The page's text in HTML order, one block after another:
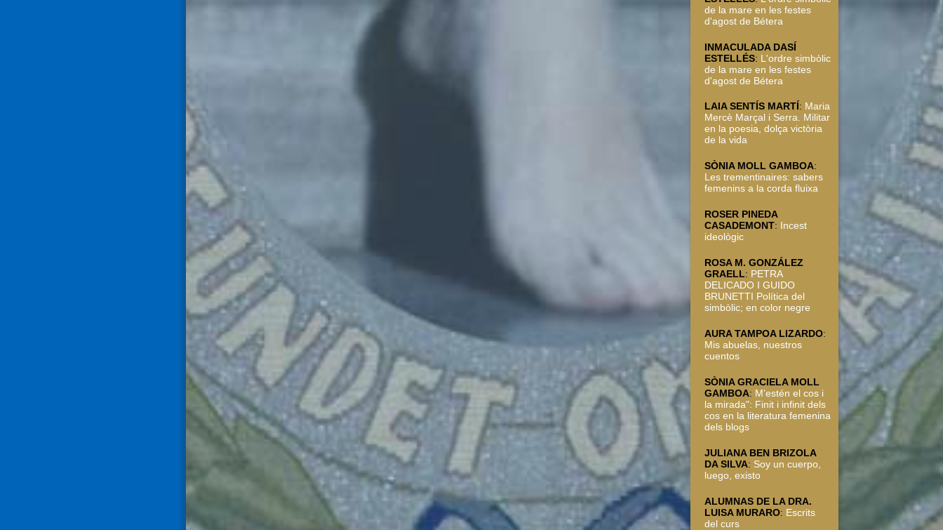
de la mare en les festes
d'agost de Bétera
INMACULADA DASÍ
ESTELLÉS: L'ordre simbòlic
de la mare en les festes
d'agost de Bétera
LAIA SENTÍS MARTÍ: Maria
Mercè Marçal i Serra. Militar
en la poesia, dolça victòria
de la vida
SÒNIA MOLL GAMBOA:
Les trementinaires: sabers
femenins a la corda fluixa
ROSER PINEDA
CASADEMONT: Incest
ideològic
ROSA M. GONZÁLEZ
GRAELL: PETRA
DELICADO I GUIDO
BRUNETTI Política del
simbòlic; en color negre
AURA TAMPOA LIZARDO:
Mis abuelas, nuestros
cuentos
SÒNIA GRACIELA MOLL
GAMBOA: M’estén el cos i
la mirada": Finit i infinit dels
cos en la literatura femenina
dels blogs
JULIANA BEN BRIZOLA
DA SILVA: Soy un cuerpo,
luego, existo
ALUMNAS DE LA DRA.
LUISA MURARO: Escrits
del curs